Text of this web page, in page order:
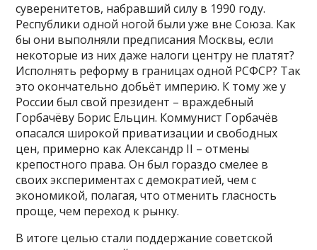
суверенитетов, набравший силу в 1990 году.
Республики одной ногой были уже вне Союза. Как
бы они выполняли предписания Москвы, если
некоторые из них даже налоги центру не платят?
Исполнять реформу в границах одной РСФСР? Так
это окончательно добьёт империю. К тому же у
России был свой президент – враждебный
Горбачёву Борис Ельцин. Коммунист Горбачёв
опасался широкой приватизации и свободных
цен, примерно как Александр II – отмены
крепостного права. Он был гораздо смелее в
своих экспериментах с демократией, чем с
экономикой, полагая, что отменить гласность
проще, чем переход к рынку.
В итоге целью стали поддержание советской